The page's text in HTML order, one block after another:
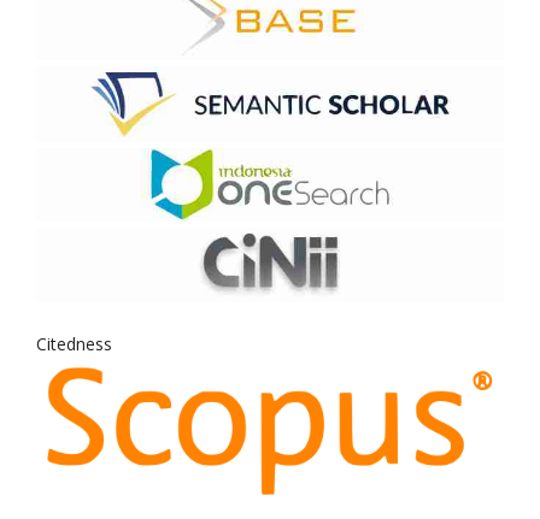
Citedness